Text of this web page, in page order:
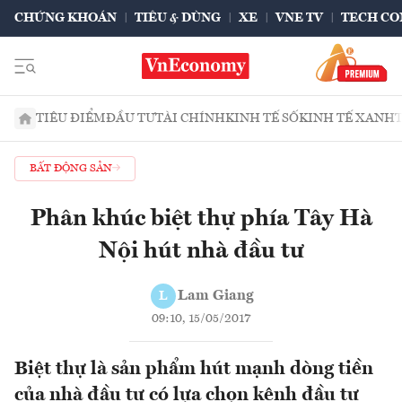
CHỨNG KHOÁN TIÊU & DÙNG XE VNE TV TECH
TIÊU ĐIỂMĐẦU TƯTÀI CHÍNHKINH TẾ SỐKINH TẾ XANH
BẤT ĐỘNG SẢN
Phân khúc biệt thự phía Tây Hà
Nội hút nhà đầu tư
L Lam Giang
09:10, 15/05/2017
Biệt thự là sản phẩm hút mạnh dòng tiền
của nhà đầu tư có lựa chọn kênh đầu tư